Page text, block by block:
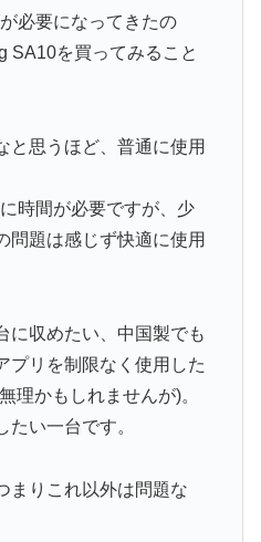
必要になってきたの
SA10を買ってみること
と思うほど、普通に使用
時間が必要ですが、少
問題は感じず快適に使用
に収めたい、中国製でも
プリを制限なく使用した
理かもしれませんが)。
い一台です。
まりこれ以外は問題な